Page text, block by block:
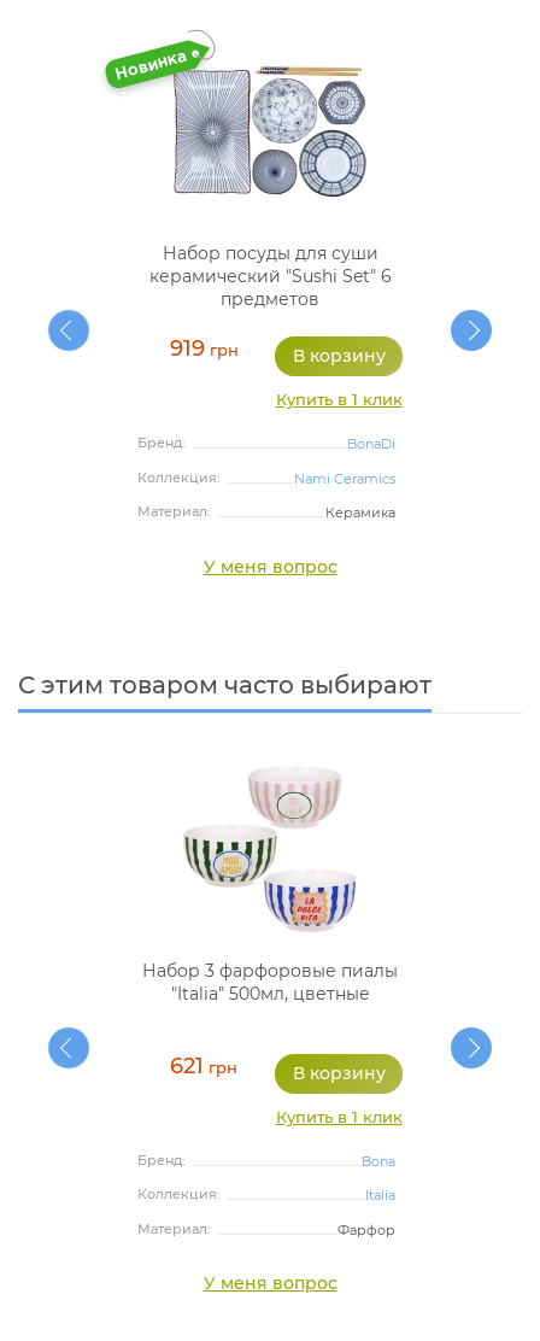
Набор посуды для суши
керамический "Sushi Set" 6
предметов
919грн
Купить в 1 клик
Бренд:
BonaDi
Коллекция:
Nami Ceramics
Материал:
Керамика
У меня вопрос
С этим товаром часто выбирают
Набор 3 фарфоровые пиалы
"Italia" 500мл, цветные
621 грн
Купить в 1 клик
Бренд:
Bona
Коллекция:
Italia
Материал:
Фарфор
У меня вопрос